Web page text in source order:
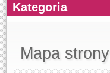
Kategoria
Mapa strony